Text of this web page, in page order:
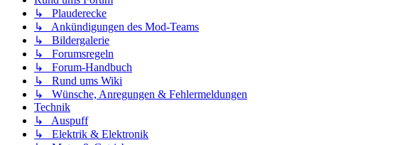
↳ Plauderecke
↳ Ankündigungen des Mod-Teams
↳ Bildergalerie
↳ Forumsregeln
↳ Forum-Handbuch
↳ Rund ums Wiki
↳ Wünsche, Anregungen & Fehlermeldungen
Technik
↳ Auspuff
↳ Elektrik & Elektronik